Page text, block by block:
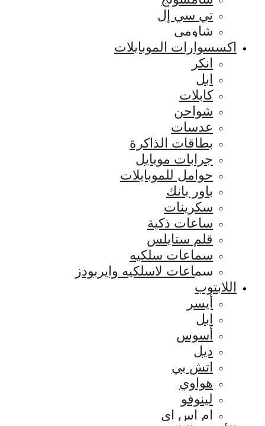
تي سي إل
شاومي
اكسسوارات الموبايلات
انكر
ابل
كابلات
شواحن
عدسات
بطاقات الذاكرة
جرابات موبايل
حوامل للموبايلات
باور بانك
سكرينات
ساعات ذكية
قلم ستايلس
سماعات سلكيه
سماعات لاسلكيه وايربودز
اللابتوب
أيسر
ابل
أسوس
ديل
اتش بي
هواوي
لينوفو
ام اس اي